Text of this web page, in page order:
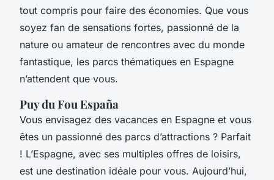
tout compris pour faire des économies. Que vous
soyez fan de sensations fortes, passionné de la
nature ou amateur de rencontres avec du monde
fantastique, les parcs thématiques en Espagne
n’attendent que vous.
Puy du Fou España
Vous envisagez des vacances en Espagne et vous
êtes un passionné des parcs d’attractions ? Parfait
! L’Espagne, avec ses multiples offres de loisirs,
est une destination idéale pour vous. Aujourd’hui,